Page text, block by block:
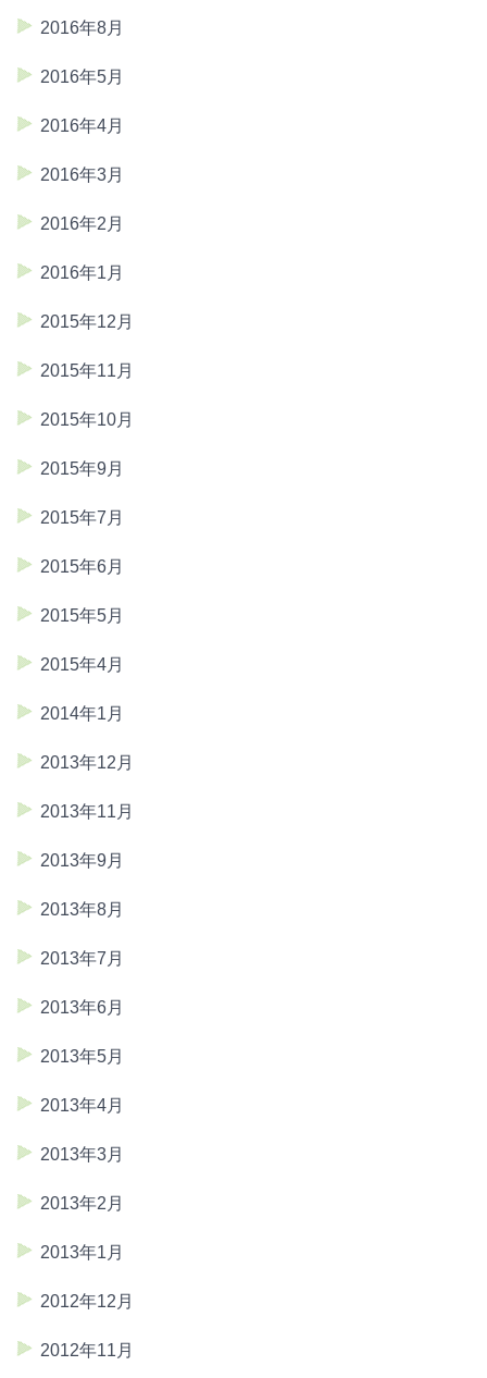
2016年8月
2016年5月
2016年4月
2016年3月
2016年2月
2016年1月
2015年12月
2015年11月
2015年10月
2015年9月
2015年7月
2015年6月
2015年5月
2015年4月
2014年1月
2013年12月
2013年11月
2013年9月
2013年8月
2013年7月
2013年6月
2013年5月
2013年4月
2013年3月
2013年2月
2013年1月
2012年12月
2012年11月